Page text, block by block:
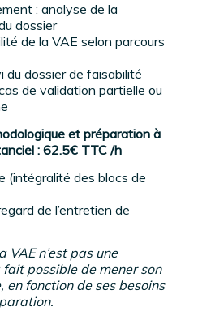
: analyse de la
dossier
de la VAE selon parcours
dossier de faisabilité
de validation partielle ou
et préparation à
: 62.5€ TTC /h
(intégralité des blocs de
de l’entretien de
VAE n’est pas une
possible de mener son
en fonction de ses besoins